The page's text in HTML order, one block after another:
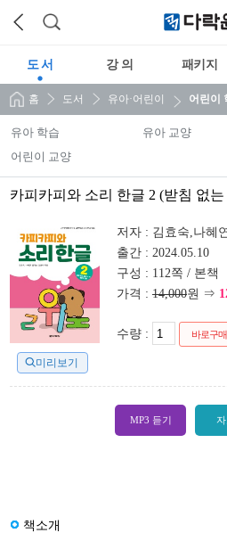
도 서 강 의 패키지
홈 도서 유아·어린이 어린이
유아 학습 유아 교양
어린이 교양
카피카피와 소리 한글 2 (받침 없
미리보기
저자 : 김효숙,나혜
출간 : 2024.05.10
구성 : 112쪽 / 본책
가격 : 14,000원 ⇒
수량 : 바로구매
MP3 듣기
책소개